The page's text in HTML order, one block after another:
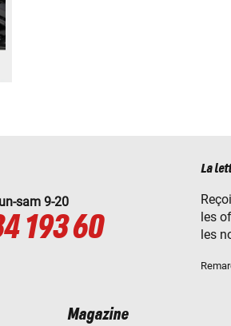
sam 9-20
193 60
La
les
les
Magazine